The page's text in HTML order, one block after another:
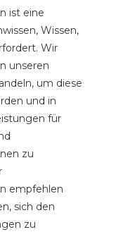
ist eine
Wissen,
Wir
unseren
um diese
und in
für
zu
empfehlen
sich den
zu